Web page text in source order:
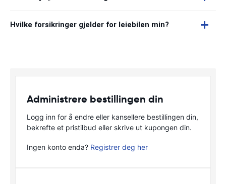
Hvilke forsikringer gjelder for leiebilen min?
Administrere bestillingen din
Logg inn for å endre eller kansellere bestillingen din,
bekrefte et pristilbud eller skrive ut kupongen din.
Ingen konto enda? Registrer deg her